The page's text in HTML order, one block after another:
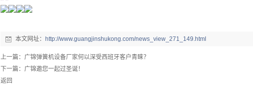
本文网址： http://www.guangjinshukong.com/news_view_271_149.html
上一篇： 广锦弹簧机设备厂家何以深受西班牙客户青睐？
下一篇： 广锦邀您一起过圣诞！
返回